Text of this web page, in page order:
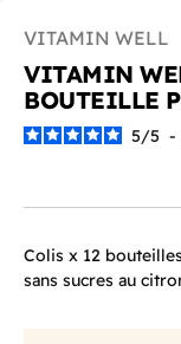
VITAMIN WELL
VITAMIN
BOUTEILLE
5/5 -
Colis x 12
sans sucres au